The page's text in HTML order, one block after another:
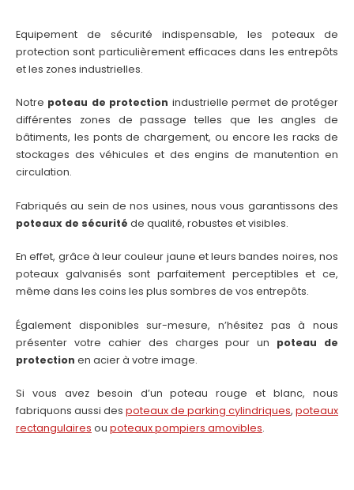
Equipement de sécurité indispensable, les poteaux de
protection sont particulièrement efficaces dans les entrepôts
et les zones industrielles.
Notre poteau de protection industrielle permet de protéger
différentes zones de passage telles que les angles de
bâtiments, les ponts de chargement, ou encore les racks de
stockages des véhicules et des engins de manutention en
circulation.
Fabriqués au sein de nos usines, nous vous garantissons des
poteaux de sécurité de qualité, robustes et visibles.
En effet, grâce à leur couleur jaune et leurs bandes noires, nos
poteaux galvanisés sont parfaitement perceptibles et ce,
même dans les coins les plus sombres de vos entrepôts.
Également disponibles sur-mesure, n’hésitez pas à nous
présenter votre cahier des charges pour un poteau de
protection en acier à votre image.
Si vous avez besoin d’un poteau rouge et blanc, nous
fabriquons aussi des poteaux de parking cylindriques, poteaux
rectangulaires ou poteaux pompiers amovibles.